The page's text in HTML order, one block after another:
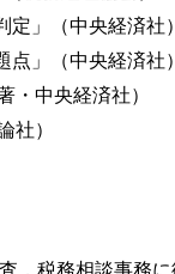
」（中央経済社）
」（中央経済社）
・中央経済社）
社）
，税務相談事務